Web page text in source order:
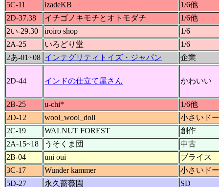
5C-11 izadeKB
1/6他
2D-37.38
イチゴノキモチとオトモダチ
1/6他
2い-29.30
iroiro shop
1/6
2A-25
いろどり堂
1/6
2あ-01~08 インテグリティトイズ・ジャパン 企業
2D-44 インドの仕立て屋さん かわいい
2B-25 u-chi*
1/6他
2D-12
wool_wool_doll
小さいド
2C-19
WALNUT FOREST
創作
2A-15~18
うそくま団
中古
2B-04
uni oui
ブライス
3C-17
Wunder kammer
小さいド
5D-27
永久薔薇園 SD